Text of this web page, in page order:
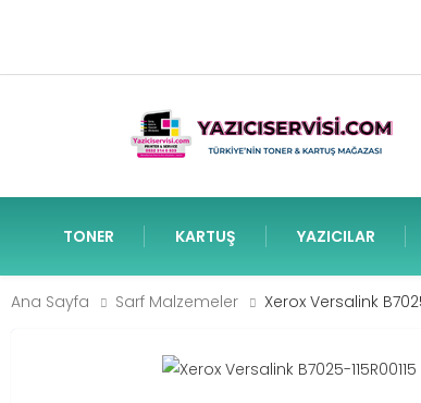
TONER KARTUŞ YAZICILAR
Ana Sayfa Sarf Malzemeler Xerox Versalink